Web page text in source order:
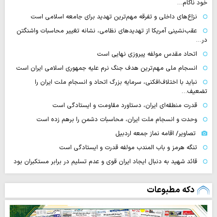
خود ناکام…
نزاع‌های داخلی و تفرقه مهم‌ترین تهدید برای جامعه اسلامی است
عقب‌نشینی آمریکا از تهدیدهای نظامی، نشانه تغییر محاسبات واشنگتن
در…
اتحاد مقدس مولفه پیروزی نهایی است
انسجام ملی مهم‌ترین هدف جنگ نرم علیه جمهوری اسلامی ایران است
نباید با اختلاف‌افکنی، سرمایه بزرگ اتحاد و انسجام ملت ایران را
تضعیف…
قدرت منطقه‌ای ایران، دستاورد مقاومت و ایستادگی است
وحدت و انسجام ملت ایران، محاسبات دشمن را برهم زده است
تصاویر/ اقامه نماز جمعه اردبیل
تنگه‌ هرمز و باب المندب مولفه قدرت و ایستادگی است
قائد شهید به دنبال ایجاد ایران قوی و عدم تسلیم در برابر مستکبران بود
دکه مطبوعات